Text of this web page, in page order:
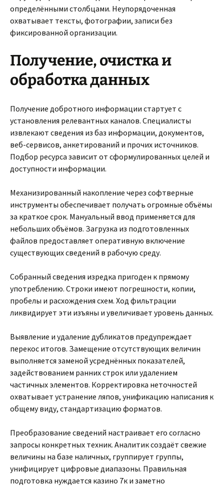
определёнными столбцами. Неупорядоченная
охватывает тексты, фотографии, записи без
фиксированной организации.
Получение, очистка и
обработка данных
Получение добротного информации стартует с
установления релевантных каналов. Специалисты
извлекают сведения из баз информации, документов,
веб-сервисов, анкетирований и прочих источников.
Подбор ресурса зависит от сформулированных целей и
доступности информации.
Механизированный накопление через софтверные
инструменты обеспечивает получать огромные объёмы
за краткое срок. Мануальный ввод применяется для
небольших объёмов. Загрузка из подготовленных
файлов предоставляет оперативную включение
существующих сведений в рабочую среду.
Собранный сведения изредка пригоден к прямому
употреблению. Строки имеют погрешности, копии,
пробелы и расхождения схем. Ход фильтрации
ликвидирует эти изъяны и увеличивает уровень данных.
Выявление и удаление дубликатов предупреждает
перекос итогов. Замещение отсутствующих величин
выполняется заменой усреднённых показателей,
задействованием ранних строк или удалением
частичных элементов. Корректировка неточностей
охватывает устранение ляпов, унификацию написания к
общему виду, стандартизацию форматов.
Преобразование сведений настраивает его согласно
запросы конкретных техник. Аналитик создаёт свежие
величины на базе наличных, группирует группы,
унифицирует цифровые диапазоны. Правильная
подготовка нуждается казино 7к и заметно